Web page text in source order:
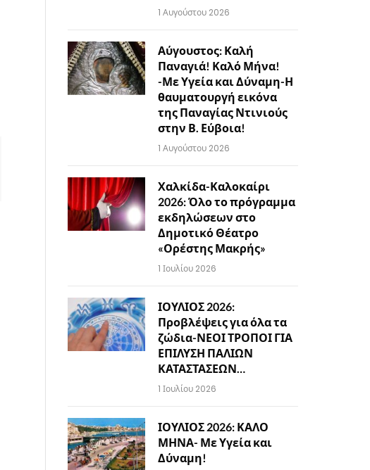
1 Αυγούστου 2026
Αύγουστος: Καλή
Παναγιά! Καλό Μήνα!
-Με Υγεία και Δύναμη-Η
θαυματουργή εικόνα
της Παναγίας Ντινιούς
στην Β. Εύβοια!
1 Αυγούστου 2026
Χαλκίδα-Καλοκαίρι
2026: Όλο το πρόγραμμα
εκδηλώσεων στο
Δημοτικό Θέατρο
«Ορέστης Μακρής»
1 Ιουλίου 2026
ΙΟΥΛΙΟΣ 2026:
Προβλέψεις για όλα τα
ζώδια-ΝΕΟΙ ΤΡΟΠΟΙ ΓΙΑ
ΕΠΙΛΥΣΗ ΠΑΛΙΩΝ
ΚΑΤΑΣΤΑΣΕΩΝ…
1 Ιουλίου 2026
ΙΟΥΛΙΟΣ 2026: ΚΑΛΟ
ΜΗΝΑ- Με Υγεία και
Δύναμη!